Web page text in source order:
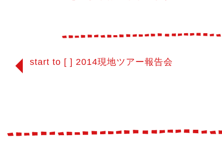
start to [ ] 2014現地ツアー報告会